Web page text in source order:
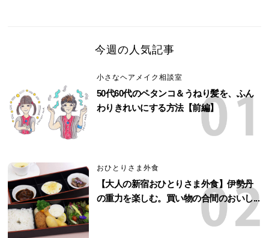
今週の人気記事
小さなヘアメイク相談室
50代60代のペタンコ＆うねり髪を、ふん
わりきれいにする方法【前編】
おひとりさま外食
【大人の新宿おひとりさま外食】伊勢丹
の重力を楽しむ。買い物の合間のおいし...